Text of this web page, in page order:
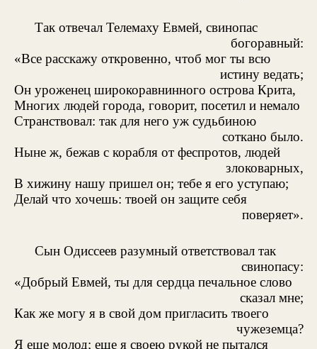
Так отвечал Телемаху Евмей, свинопас
богоравный:
«Все расскажу откровенно, чтоб мог ты всю
истину ведать;
Он уроженец широкоравнинного острова Крита,
Многих людей города, говорит, посетил и немало
Странствовал: так для него уж судьбиною
соткано было.
Ныне ж, бежав с корабля от феспротов, людей
злоковарных,
В хижину нашу пришел он; тебе я его уступаю;
Делай что хочешь: твоей он защите себя
поверяет».
Сын Одиссеев разумный ответствовал так
свинопасу:
«Добрый Евмей, ты для сердца печальное слово
сказал мне;
Как же могу я в свой дом пригласить твоего
чужеземца?
Я еще молод; еще я своею рукой не пытался